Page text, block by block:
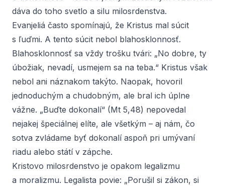
dáva do toho svetlo a silu milosrdenstva.
Evanjeliá často spomínajú, že Kristus mal súcit
s ľuďmi. A tento súcit nebol blahosklonnosť.
Blahosklonnosť sa vždy trošku tvári: „No dobre, ty
úbožiak, nevadí, usmejem sa na teba.“ Kristus však
nebol ani náznakom takýto. Naopak, hovoril
jednoduchým a chudobným, ale bral ich úplne
vážne. „Buďte dokonalí“ (Mt 5,48) nepovedal
nejakej špeciálnej elíte, ale všetkým – aj nám, čo
sotva zvládame byť dokonalí aspoň pri umývaní
riadu alebo státí v zápche.
Kristovo milosrdenstvo je opakom legalizmu
a moralizmu. Legalista povie: „Porušil si zákon, si